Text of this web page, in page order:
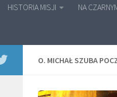
HISTORIA MISJI NA
O. MICHAŁ SZUBA